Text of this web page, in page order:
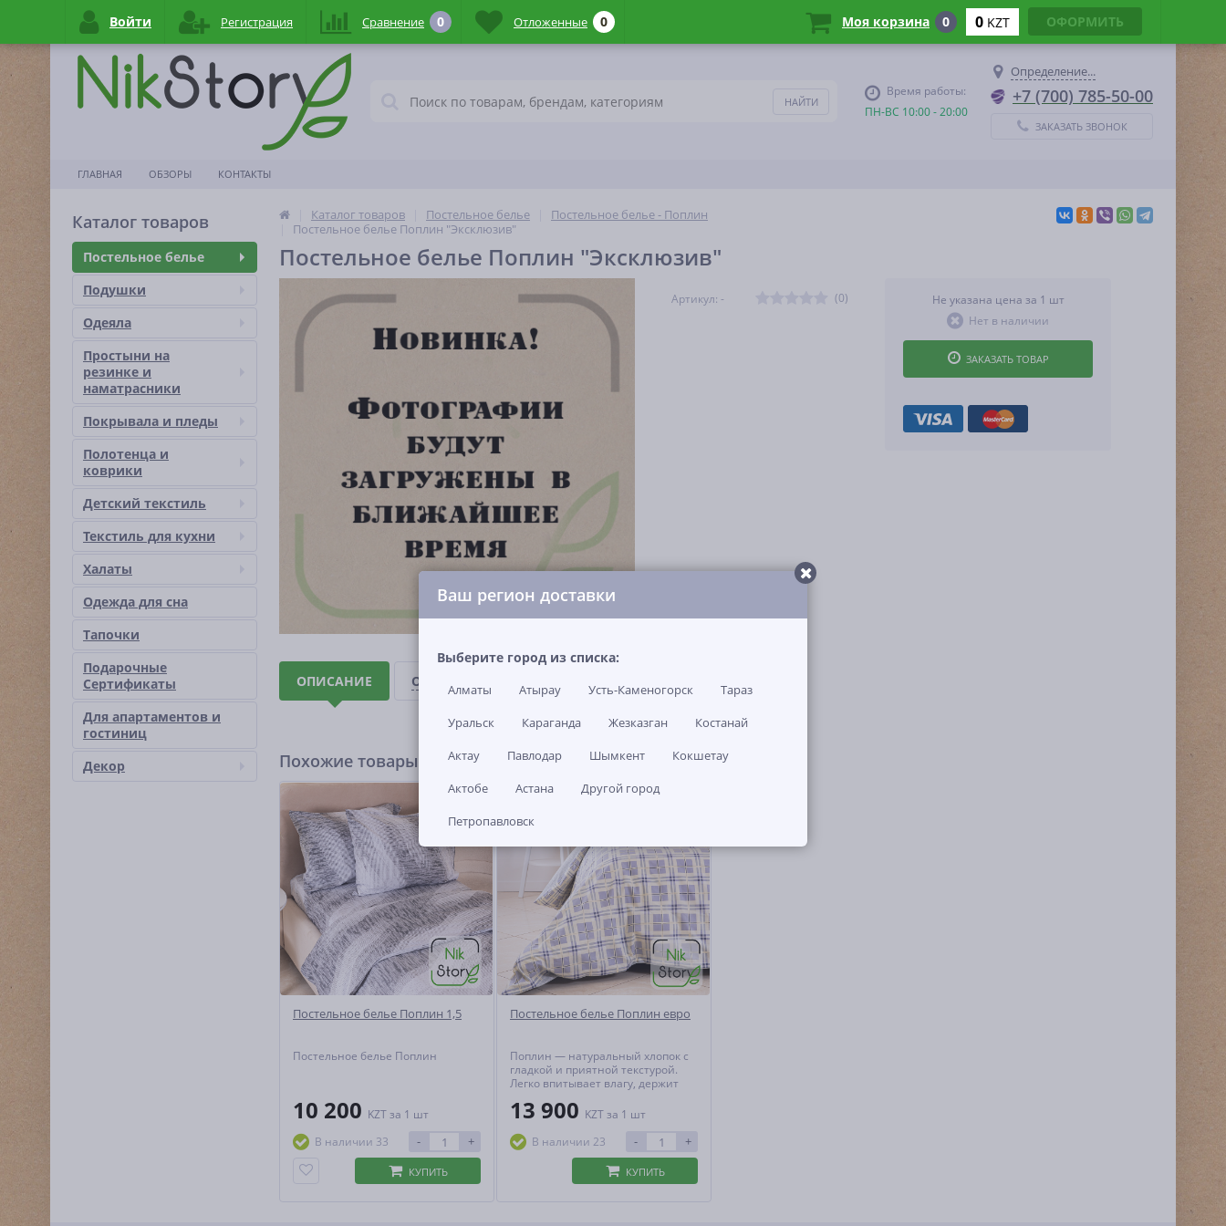
Время работы:
ПН-ВС 10:00 - 20:00
Определение...
+7 (700) 785-50-00
ЗАКАЗАТЬ ЗВОНОК
ГЛАВНАЯ ОБЗОРЫ КОНТАКТЫ
Каталог товаров
Постельное белье
Подушки
Одеяла
Простыни на
резинке и
наматраcники
Покрывала и пледы
Полотенца и
коврики
Детский текстиль
Текстиль для кухни
Халаты
Одежда для сна
Тапочки
Подарочные
Сертификаты
Для апартаментов и
гостиниц
Декор
Каталог товаров Постельное белье
Постельное белье - Поплин
Постельное белье Поплин "Эксклюзив"
Постельное белье Поплин "Эксклюзив"
Артикул: - (0)
Не указана цена за 1 шт
Нет в наличии
ЗАКАЗАТЬ ТОВАР
ОПИСАНИЕ ОТЗЫВЫ И ВОПРОСЫ
Похожие товары
Постельное белье Поплин 1,5
Постельное белье Поплин
10 200 KZTза 1 шт
В наличии 33
- +
КУПИТЬ
Постельное белье Поплин евро
Поплин — натуральный хлопок с
гладкой и приятной текстурой.
Легко впитывает влагу, держит
создавая идеальный
гипоаллергенен и не теряет
форму даже при активной
эксплуатации.
13 900 KZTза 1 шт
В наличии 23
- +
КУПИТЬ
Ваш регион доставки
Выберите город из списка:
Алматы Атырау Усть-Каменогорск
Тараз
Уральск
Караганда Жезказган
Костанай
Актау
Павлодар Шымкент
Кокшетау
Актобе
Астана
Другой город
Петропавловск
Войти Регистрация Сравнение 0 Отложенные 0 Моя корзина 0 0 KZT ОФОРМИТЬ